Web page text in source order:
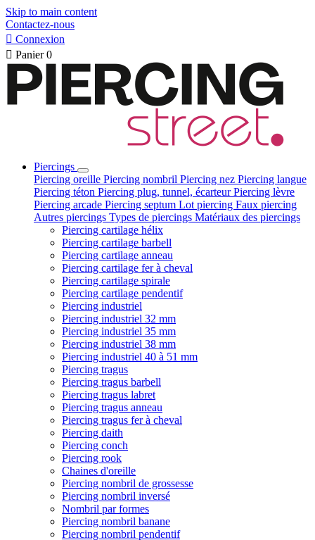
Skip to main content
Contactez-nous
 Connexion
 Panier 0
Piercings
Piercing oreille Piercing nombril Piercing nez Piercing langue
Piercing téton Piercing plug, tunnel, écarteurPiercing lèvre
Piercing arcade Piercing septum Lot piercing Faux piercing
Autres piercings Types de piercings Matériaux des piercings
Piercing cartilage hélix
Piercing cartilage barbell
Piercing cartilage anneau
Piercing cartilage fer à cheval
Piercing cartilage spirale
Piercing cartilage pendentif
Piercing industriel
Piercing industriel 32 mm
Piercing industriel 35 mm
Piercing industriel 38 mm
Piercing industriel 40 à 51 mm
Piercing tragus
Piercing tragus barbell
Piercing tragus labret
Piercing tragus anneau
Piercing tragus fer à cheval
Piercing daith
Piercing conch
Piercing rook
Chaines d'oreille
Piercing nombril de grossesse
Piercing nombril inversé
Nombril par formes
Piercing nombril banane
Piercing nombril pendentif